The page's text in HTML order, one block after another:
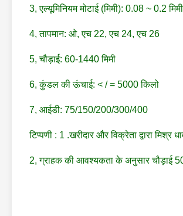
3, एल्यूमिनियम मोटाई (मिमी): 0.08 ~ 0.2 मिमी
4, तापमान: ओ, एच 22, एच 24, एच 26
5, चौड़ाई: 60-1440 मिमी
6, कुंडल की ऊंचाई: < / = 5000 किलो
7, आईडी: 75/150/200/300/400
टिप्पणी : 1 .खरीदार और विक्रेता द्वारा
2, ग्राहक की आवश्यकता के अनुसार चौड़ाई